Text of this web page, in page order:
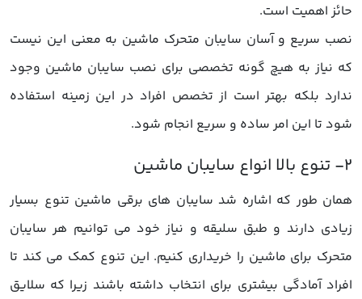
حائز اهمیت است.
نصب سریع و آسان سایبان متحرک ماشین به معنی این نیست
که نیاز به هیچ گونه تخصصی برای نصب سایبان ماشین وجود
ندارد بلکه بهتر است از تخصص افراد در این زمینه استفاده
شود تا این امر ساده و سریع انجام شود.
همان طور که اشاره شد سایبان های برقی ماشین تنوع بسیار
زیادی دارند و طبق سلیقه و نیاز خود می توانیم هر سایبان
متحرک برای ماشین را خریداری کنیم. این تنوع کمک می کند تا
افراد آمادگی بیشتری برای انتخاب داشته باشند زیرا که سلایق